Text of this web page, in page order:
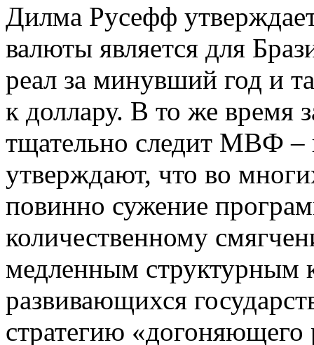
Дилма Русефф
валюты является для
реал за минувший год и
к доллару. В то же время
тщательно следит МВФ –
утверждают, что во
повинно сужение
количественному
медленным структурным
развивающихся
стратегию «догоняющего